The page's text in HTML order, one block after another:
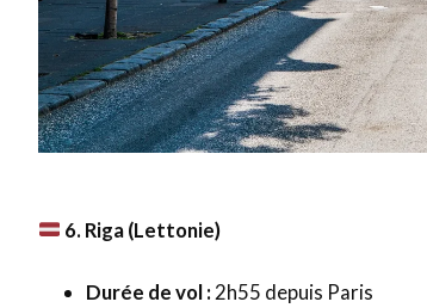
6. Riga (Lettonie)
Durée de vol :2h55 depuis Paris